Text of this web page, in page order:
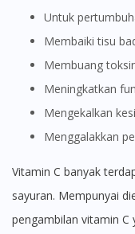
Untuk
Membaiki tisu
Membuang
Meningkatkan
Mengekalkan
Menggalakkan
Vitamin C banyak terdapat dalam buah-buahan dan sayur-
sayuran. Mempunyai
pengambilan vitamin C